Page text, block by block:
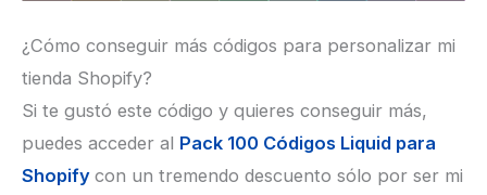
¿Cómo conseguir más códigos para personalizar mi
tienda Shopify?
Si te gustó este código y quieres conseguir más,
puedes acceder al Pack 100 Códigos Liquid para
Shopify con un tremendo descuento sólo por ser mi